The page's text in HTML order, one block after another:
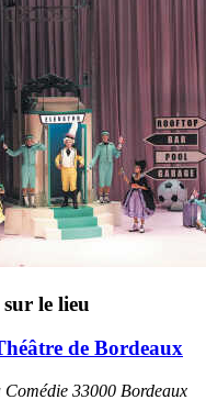
le lieu
de Bordeaux
Comédie 33000 Bordeaux